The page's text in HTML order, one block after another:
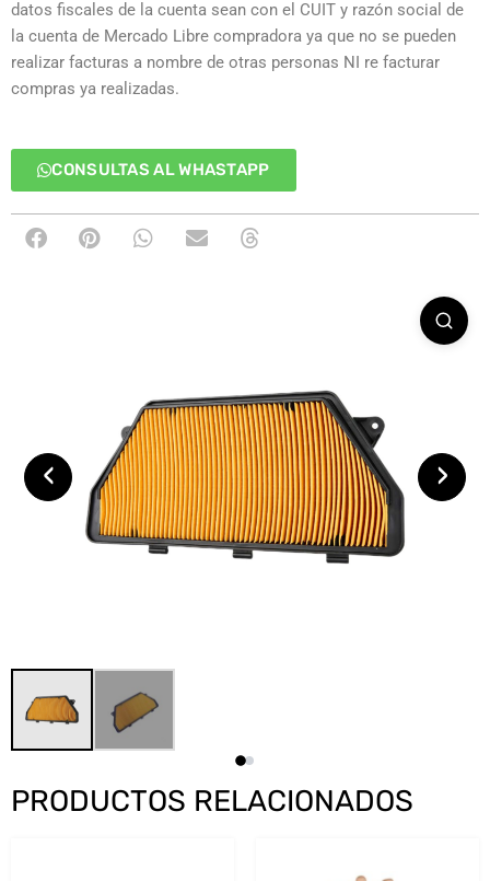
datos fiscales de la cuenta sean con el CUIT y razón social de
la cuenta de Mercado Libre compradora ya que no se pueden
realizar facturas a nombre de otras personas NI re facturar
compras ya realizadas.
CONSULTAS AL WHASTAPP
‹ ›
PRODUCTOS RELACIONADOS